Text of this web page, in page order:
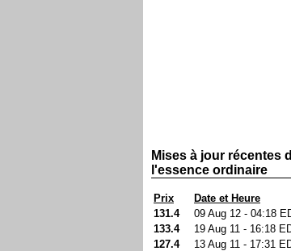
Mises à jour récentes
l'essence ordinaire
Prix Date et Heure
131.4
09 Aug 12 - 04:18
133.4
19 Aug 11 - 16:18
127.4
13 Aug 11 - 17:31